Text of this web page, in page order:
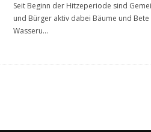
Seit Beginn der Hitzeperiode sind
und Bürger aktiv dabei Bäume und
Wasseru...